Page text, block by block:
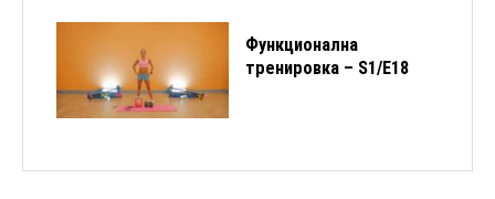
Функционална
тренировка – S1/E18